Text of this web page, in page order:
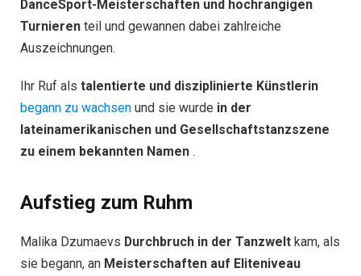
DanceSport-Meisterschaften und hochrangigen
Turnieren teil und gewannen dabei zahlreiche
Auszeichnungen.
Ihr Ruf als talentierte und disziplinierte Künstlerin
begann zu wachsen und sie wurde in der
lateinamerikanischen und Gesellschaftstanzszene
zu einem bekannten Namen .
Aufstieg zum Ruhm
Malika Dzumaevs Durchbruch in der Tanzwelt kam, als
sie begann, an Meisterschaften auf Eliteniveau